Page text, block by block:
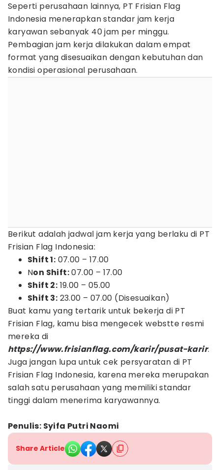
Seperti perusahaan lainnya, PT Frisian Flag
Indonesia menerapkan standar jam kerja
karyawan sebanyak 40 jam per minggu.
Pembagian jam kerja dilakukan dalam empat
format yang disesuaikan dengan kebutuhan dan
kondisi operasional perusahaan.
Berikut adalah jadwal jam kerja yang berlaku di PT
Frisian Flag Indonesia:
Shift 1: 07.00 – 17.00
Non Shift:07.00 – 17.00
Shift 2: 19.00 – 05.00
Shift 3: 23.00 – 07.00 (Disesuaikan)
Buat kamu yang tertarik untuk bekerja di PT
Frisian Flag, kamu bisa mengecek webstte resmi
mereka di
https://www.frisianflag.com/karir/pusat-karir.
Juga jangan lupa untuk cek persyaratan di PT
Frisian Flag Indonesia, karena mereka merupakan
salah satu perusahaan yang memiliki standar
tinggi dalam menerima karyawannya.
Penulis: Syifa Putri Naomi
Share Article